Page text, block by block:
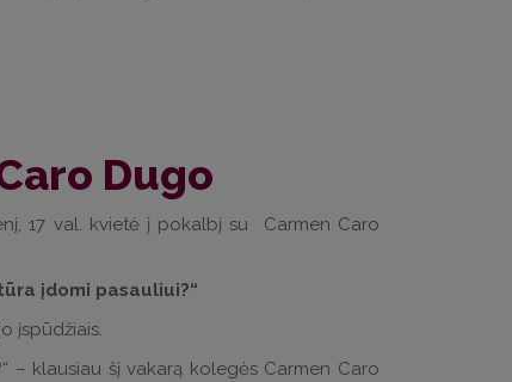
Dugo
17 val. kvietė į pokalbį su Carmen Caro
įdomi pasauliui?“
įspūdžiais.
– klausiau šį vakarą kolegės Carmen Caro